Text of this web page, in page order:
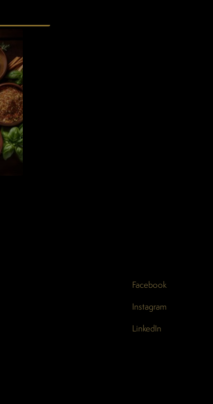
Facebook
Instagram
LinkedIn